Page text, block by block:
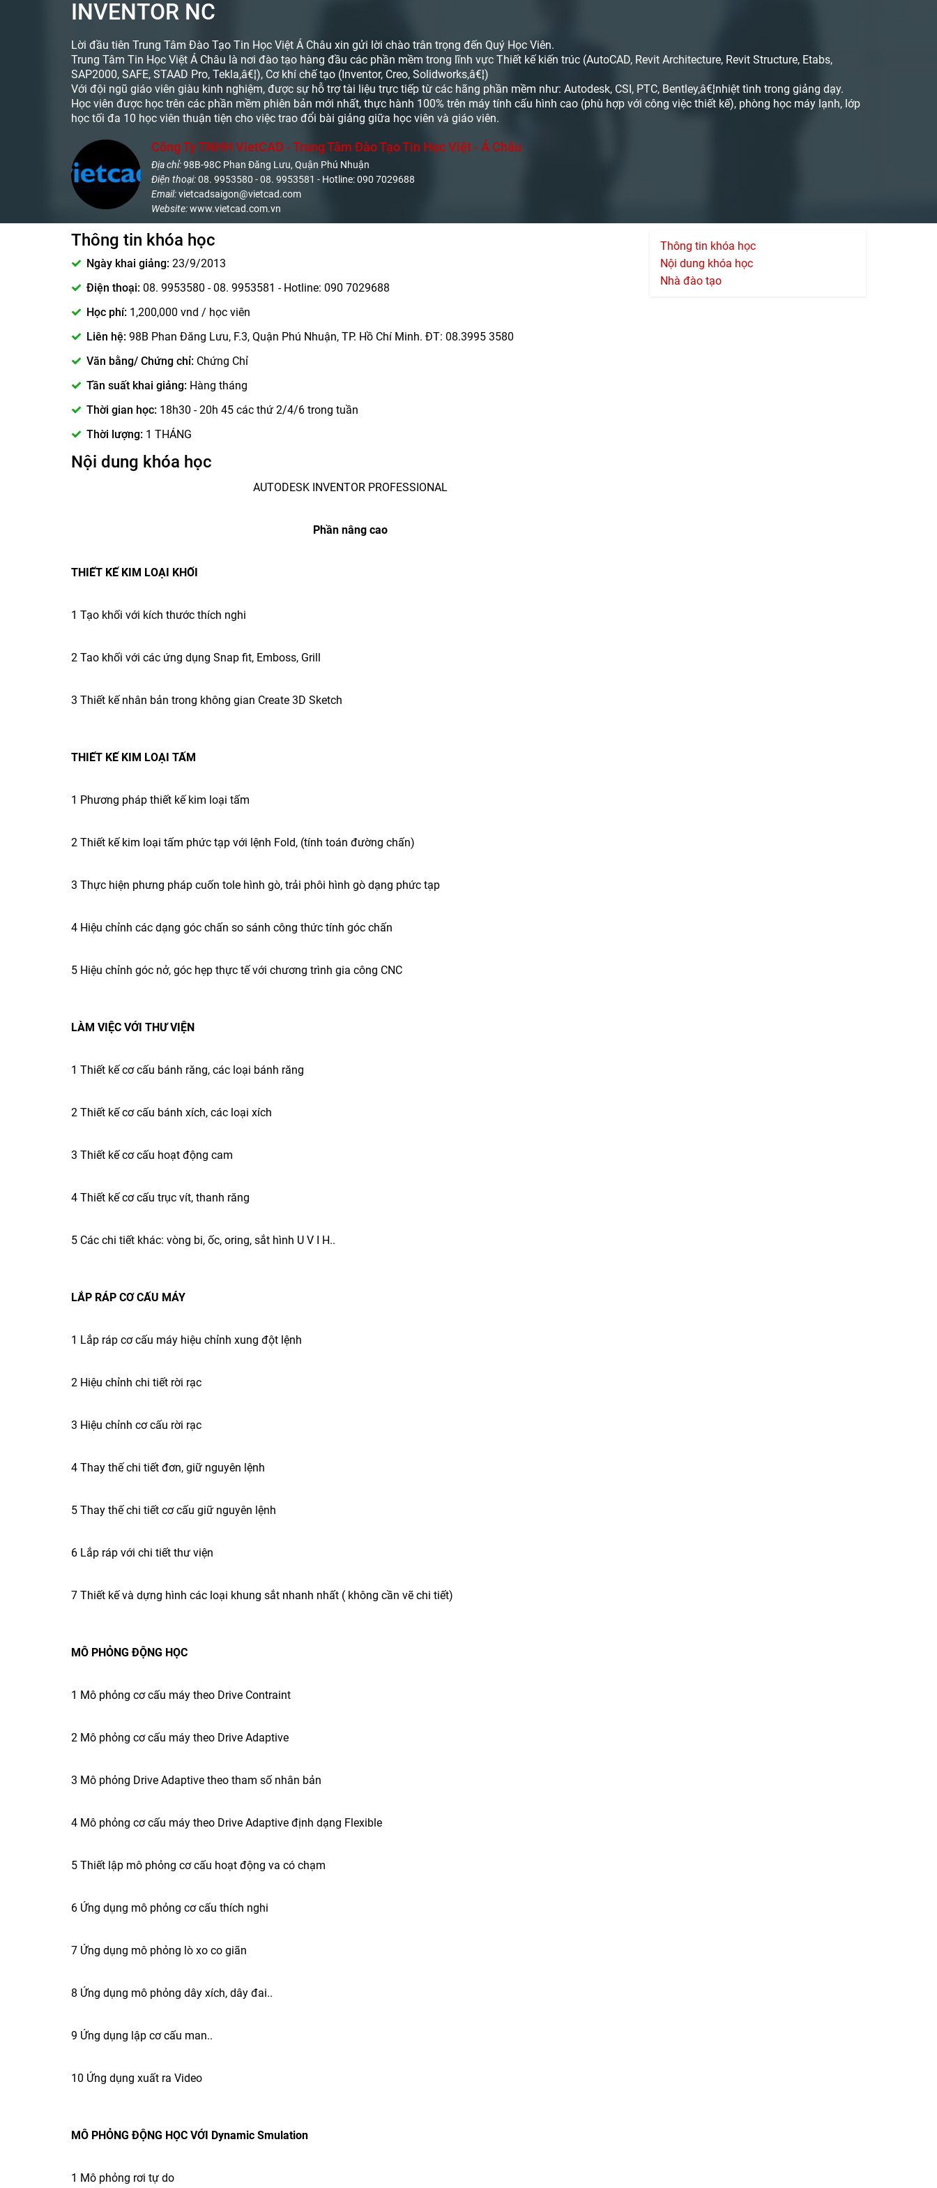
INVENTOR NC
Lời đầu tiên Trung Tâm Đào Tạo Tin Học Việt Á Châu xin gửi lời chào trân trọng đến Quý Học Viên.
Trung Tâm Tin Học Việt Á Châu là nơi đào tạo hàng đầu các phần mềm trong lĩnh vực Thiết kế kiến trúc (AutoCAD, Revit Architecture, Revit Structure, Etabs,
SAP2000, SAFE, STAAD Pro, Tekla,â€¦), Cơ khí chế tạo (Inventor, Creo, Solidworks,â€¦)
Với đội ngũ giáo viên giàu kinh nghiệm, được sự hỗ trợ tài liệu trực tiếp từ các hãng phần mềm như: Autodesk, CSI, PTC, Bentley,â€¦nhiệt tình trong giảng dạy.
Học viên được học trên các phần mềm phiên bản mới nhất, thực hành 100% trên máy tính cấu hình cao (phù hợp với công việc thiết kế), phòng học máy lạnh, lớp
học tối đa 10 học viên thuận tiện cho việc trao đổi bài giảng giữa học viên và giáo viên.
Công Ty TNHH VietCAD - Trung Tâm Đào Tạo Tin Học Việt - Á Châu
Địa chỉ:98B-98C Phan Đăng Lưu, Quận Phú Nhuận
Điện thoại:08. 9953580 - 08. 9953581 - Hotline: 090 7029688
Email:vietcadsaigon@vietcad.com
Website:www.vietcad.com.vn
Thông tin khóa học
Nội dung khóa học
Nhà đào tạo
Thông tin khóa học
Ngày khai giảng: 23/9/2013
Điện thoại: 08. 9953580 - 08. 9953581 - Hotline: 090 7029688
Học phí: 1,200,000 vnd / học viên
Liên hệ: 98B Phan Đăng Lưu, F.3, Quận Phú Nhuận, TP. Hồ Chí Minh. ĐT: 08.3995 3580
Văn bằng/ Chứng chỉ: Chứng Chỉ
Tần suất khai giảng: Hàng tháng
Thời gian học: 18h30 - 20h 45 các thứ 2/4/6 trong tuần
Thời lượng: 1 THÁNG
Nội dung khóa học
AUTODESK INVENTOR PROFESSIONAL
Phần nâng cao
THIẾT KẾ KIM LOẠI KHỐI
1 Tạo khối với kích thước thích nghi
2 Tao khối với các ứng dụng Snap fit, Emboss, Grill
3 Thiết kế nhân bản trong không gian Create 3D Sketch
THIẾT KẾ KIM LOẠI TẤM
1 Phương pháp thiết kế kim loại tấm
2 Thiết kế kim loại tấm phức tạp với lệnh Fold, (tính toán đường chấn)
3 Thực hiện phưng pháp cuốn tole hình gò, trải phôi hình gò dạng phức tạp
4 Hiệu chỉnh các dạng góc chấn so sánh công thức tính góc chấn
5 Hiệu chỉnh góc nở, góc hẹp thực tế với chương trình gia công CNC
LÀM VIỆC VỚI THƯ VIỆN
1 Thiết kế cơ cấu bánh răng, các loại bánh răng
2 Thiết kế cơ cấu bánh xích, các loại xích
3 Thiết kế cơ cấu hoạt động cam
4 Thiết kế cơ cấu trục vít, thanh răng
5 Các chi tiết khác: vòng bi, ốc, oring, sắt hình U V I H..
LẮP RÁP CƠ CẤU MÁY
1 Lắp ráp cơ cấu máy hiệu chỉnh xung đột lệnh
2 Hiệu chỉnh chi tiết rời rạc
3 Hiệu chỉnh cơ cấu rời rạc
4 Thay thế chi tiết đơn, giữ nguyên lệnh
5 Thay thế chi tiết cơ cấu giữ nguyên lệnh
6 Lắp ráp với chi tiết thư viện
7 Thiết kế và dựng hình các loại khung sắt nhanh nhất ( không cần vẽ chi tiết)
MÔ PHỎNG ĐỘNG HỌC
1 Mô phỏng cơ cấu máy theo Drive Contraint
2 Mô phỏng cơ cấu máy theo Drive Adaptive
3 Mô phỏng Drive Adaptive theo tham số nhân bản
4 Mô phỏng cơ cấu máy theo Drive Adaptive định dạng Flexible
5 Thiết lập mô phỏng cơ cấu hoạt động va có chạm
6 Ứng dụng mô phỏng cơ cấu thích nghi
7 Ứng dụng mô phỏng lò xo co giãn
8 Ứng dụng mô phỏng dây xích, dây đai..
9 Ứng dụng lập cơ cấu man..
10 Ứng dụng xuất ra Video
MÔ PHỎNG ĐỘNG HỌC VỚI Dynamic Smulation
1 Mô phỏng rơi tự do